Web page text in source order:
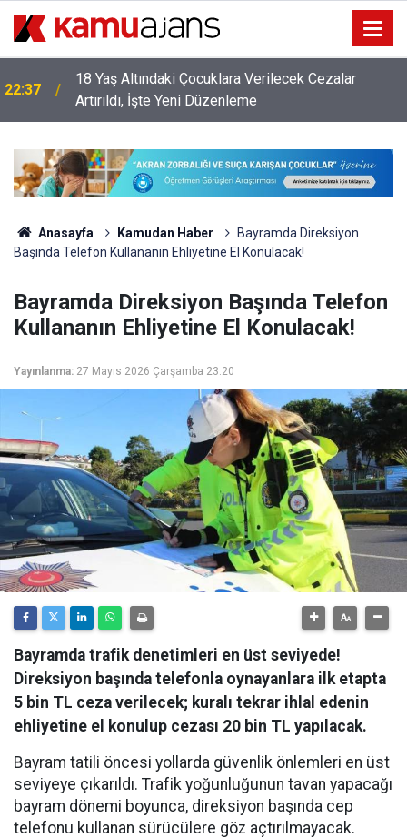
22:37
18 Yaş Altındaki Çocuklara Verilecek Cezalar
Artırıldı, İşte Yeni Düzenleme
Anasayfa Kamudan Haber
Bayramda Direksiyon
Başında Telefon Kullananın Ehliyetine El Konulacak!
Bayramda Direksiyon Başında Telefon
Kullananın Ehliyetine El Konulacak!
Yayınlanma: 27 Mayıs 2026 Çarşamba 23:20
Bayramda trafik denetimleri en üst seviyede!
Direksiyon başında telefonla oynayanlara ilk etapta
5 bin TL ceza verilecek; kuralı tekrar ihlal edenin
ehliyetine el konulup cezası 20 bin TL yapılacak.
Bayram tatili öncesi yollarda güvenlik önlemleri en üst
seviyeye çıkarıldı. Trafik yoğunluğunun tavan yapacağı
bayram dönemi boyunca, direksiyon başında cep
telefonu kullanan sürücülere göz açtırılmayacak.